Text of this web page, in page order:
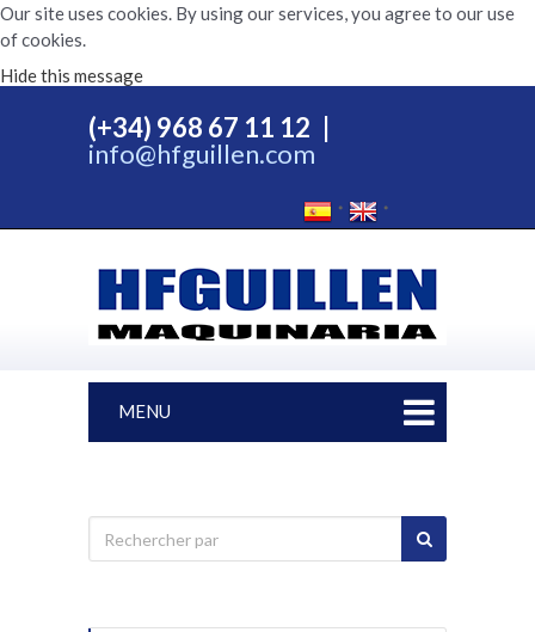
Our site uses cookies. By using our services, you agree to our use
of cookies.
Hide this message
(+34) 968 67 11 12
info@hfguillen.com
MENU